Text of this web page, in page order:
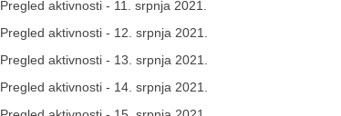
Pregled aktivnosti - 11. srpnja 2021.
Pregled aktivnosti - 12. srpnja 2021.
Pregled aktivnosti - 13. srpnja 2021.
Pregled aktivnosti - 14. srpnja 2021.